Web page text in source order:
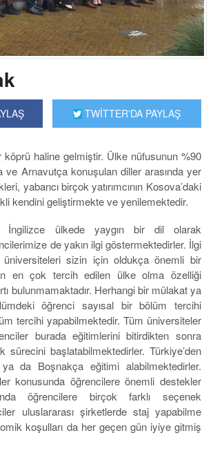
TWİTTER'DA PAYLAŞ
haline gelmiştir. Ülke nüfusunun %90
ve Arnavutça konuşulan diller arasında yer
yabancı birçok yatırımcının Kosova’daki
kendini geliştirmekte ve yenilemektedir.
İngilizce ülkede yaygın bir dil olarak
de yakın ilgi göstermektedirler. İlgi
sizin için oldukça önemli bir
en çok tercih edilen ülke olma özelliği
bulunmamaktadır. Herhangi bir mülakat ya
öğrenci sayısal bir bölüm tercihi
tercihi yapabilmektedir. Tüm üniversiteler
burada eğitimlerini bitirdikten sonra
başlatabilmektedirler. Türkiye’den
da Boşnakça eğitimi alabilmektedirler.
konusunda öğrencilere önemli destekler
öğrencilere birçok farklı seçenek
uluslararası şirketlerde staj yapabilme
koşulları da her geçen gün iyiye gitmiş